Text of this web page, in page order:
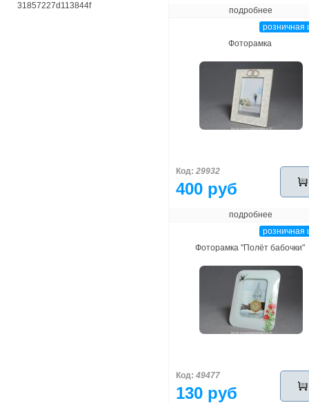
31857227d113844f
подробнее
розничная
Фоторамка
Код: 29932
400 руб
подробнее
розничная
Фоторамка "Полёт бабочки"
Код: 49477
130 руб